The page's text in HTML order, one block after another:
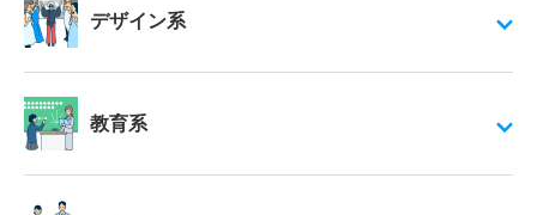
デザイン系
教育系